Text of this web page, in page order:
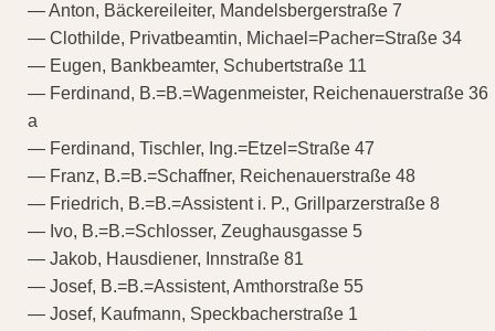
— Anton, Bäckereileiter, Mandelsbergerstraße 7
— Clothilde, Privatbeamtin, Michael=Pacher=Straße 34
— Eugen, Bankbeamter, Schubertstraße 11
— Ferdinand, B.=B.=Wagenmeister, Reichenauerstraße 36
a
— Ferdinand, Tischler, Ing.=Etzel=Straße 47
— Franz, B.=B.=Schaffner, Reichenauerstraße 48
— Friedrich, B.=B.=Assistent i. P., Grillparzerstraße 8
— Ivo, B.=B.=Schlosser, Zeughausgasse 5
— Jakob, Hausdiener, Innstraße 81
— Josef, B.=B.=Assistent, Amthorstraße 55
— Josef, Kaufmann, Speckbacherstraße 1